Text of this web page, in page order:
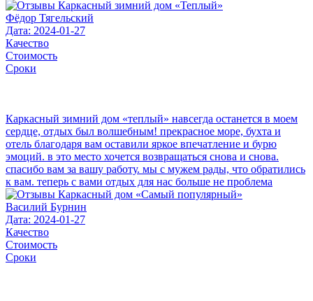
Фёдор Тягельский
Дата: 2024-01-27
Качество
Стоимость
Сроки
Каркасный зимний дом «теплый» навсегда останется в моем
сердце, отдых был волшебным! прекрасное море, бухта и
отель благодаря вам оставили яркое впечатление и бурю
эмоций. в это место хочется возвращаться снова и снова.
спасибо вам за вашу работу. мы с мужем рады, что обратились
к вам. теперь с вами отдых для нас больше не проблема
Василий Бурнин
Дата: 2024-01-27
Качество
Стоимость
Сроки